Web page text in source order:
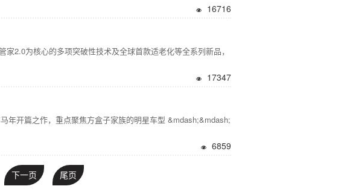
16716
2.0为核心的多项突破性技术及全球首款适老化等全系列新品，
17347
开篇之作，重点聚焦方盒子家族的明星车型 &mdash;&mdash;
6859
下一页 尾页